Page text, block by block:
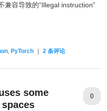
兼容导致的”Illegal instruction”
,PyTorch | 2 条评论
some
0